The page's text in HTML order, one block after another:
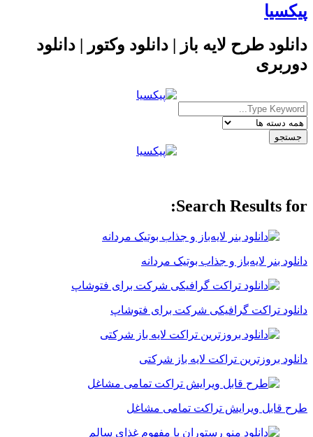
پیکسیا
دانلود طرح لایه باز | دانلود وکتور | دانلود
دوربری
Search Results for:
دانلود بنر لایه‌باز و جذاب بوتیک مردانه
دانلود تراکت گرافیکی شرکت برای فتوشاپ
دانلود بروزترین تراکت لایه باز شرکتی
طرح قابل ویرایش تراکت تمامی مشاغل